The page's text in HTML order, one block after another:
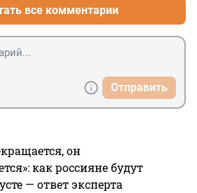
все комментарии
Отправить
он
как россияне будут
— ответ эксперта